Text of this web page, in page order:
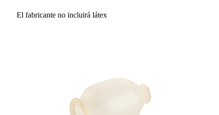
El fabricante no incluirá látex